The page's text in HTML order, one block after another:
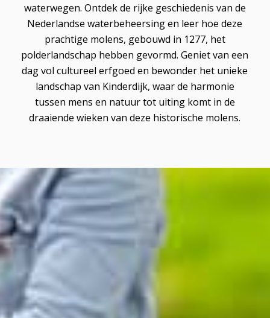
waterwegen. Ontdek de rijke geschiedenis van de
Nederlandse waterbeheersing en leer hoe deze
prachtige molens, gebouwd in 1277, het
polderlandschap hebben gevormd. Geniet van een
dag vol cultureel erfgoed en bewonder het unieke
landschap van Kinderdijk, waar de harmonie
tussen mens en natuur tot uiting komt in de
draaiende wieken van deze historische molens.